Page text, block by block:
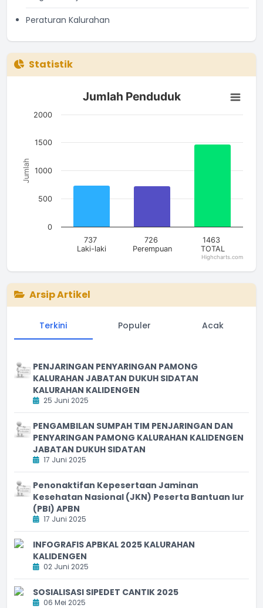
Peraturan Kalurahan
Statistik
Jumlah Penduduk
Bar chart with 3 bars.
The chart has 1 X axis displaying categories.
Jumlah
Jumlah Penduduk
737
Laki-laki
726
Perempuan
1463
TOTAL
0
500
1000
1500
2000
Highcharts.com
Arsip Artikel
Terkini Populer Acak
PENJARINGAN PENYARINGAN PAMONG
KALURAHAN JABATAN DUKUH SIDATAN
KALURAHAN KALIDENGEN
25 Juni 2025
PENGAMBILAN SUMPAH TIM PENJARINGAN DAN
PENYARINGAN PAMONG KALURAHAN KALIDENGEN
JABATAN DUKUH SIDATAN
17 Juni 2025
Penonaktifan Kepesertaan Jaminan
Kesehatan Nasional (JKN) Peserta Bantuan Iur
(PBI) APBN
17 Juni 2025
INFOGRAFIS APBKAL 2025 KALURAHAN
KALIDENGEN
02 Juni 2025
SOSIALISASI SIPEDET CANTIK 2025
06 Mei 2025